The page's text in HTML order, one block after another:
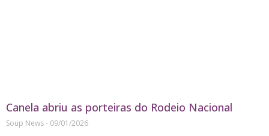
Canela abriu as porteiras do Rodeio Nacional
Soup News
09/01/2026